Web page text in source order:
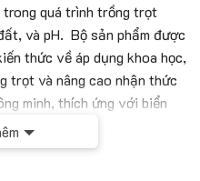
quá trình trồng trọt
và pH. Bộ sản phẩm được
thức về áp dụng khoa học,
trọt và nâng cao nhận thức
minh, thích ứng với biển